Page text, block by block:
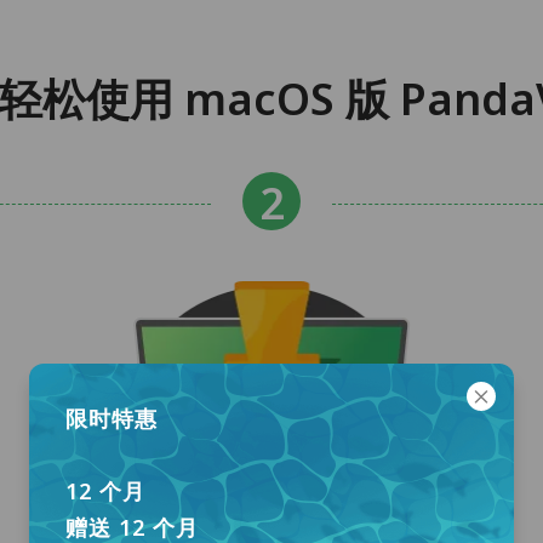
松使用 macOS 版
限时特惠
12 个月
赠送 12 个月